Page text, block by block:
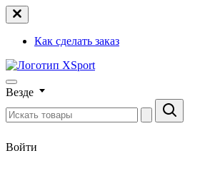
Как сделать заказ
Везде
Войти